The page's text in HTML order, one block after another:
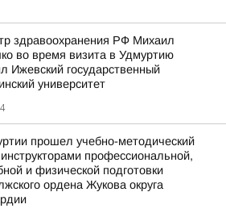
здравоохранения РФ Михаил
во время визита в Удмуртию
Ижевский государственный
университет
прошел учебно-методический
профессиональной,
и физической подготовки
ордена Жукова округа